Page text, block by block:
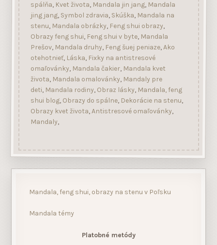
spálňa, Kvet života, Mandala jin jang, Mandala
jing jang, Symbol zdravia, Skúška, Mandala na
stenu, Mandala obrázky, Feng shui obrazy,
Obrazy feng shui, Feng shui v byte, Mandala
Prešov, Mandala druhy, Feng šuej peniaze,Ako
otehotnieť, Láska, Fixky na antistresové
omaľovánky, Mandala čakier, Mandala kvet
života, Mandala omalovánky, Mandaly pre
deti, Mandala rodiny, Obraz lásky, Mandala, feng
shui blog, Obrazy do spálne, Dekorácie na stenu,
Obrazy kvet života,Antistresové omaľovánky,
Mandaly,
Mandala, feng shui, obrazy na stenu v Poľsku
Mandala témy
Platobné metódy